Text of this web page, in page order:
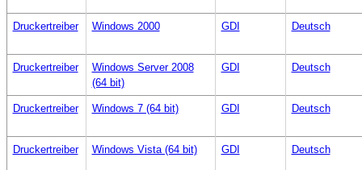
Druckertreiber Windows 2000 GDI Deutsch
Druckertreiber
Windows Server 2008
(64 bit)
GDI Deutsch
Druckertreiber Windows 7 (64 bit) GDI Deutsch
Druckertreiber Windows Vista (64 bit) GDI Deutsch